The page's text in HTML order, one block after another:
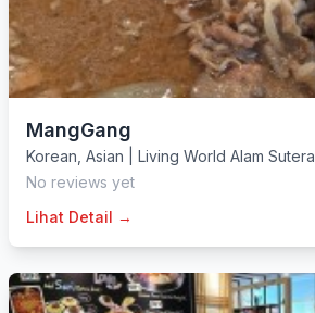
MangGang
Korean Asian
Living World Alam Sutera
No reviews yet
Lihat Detail →